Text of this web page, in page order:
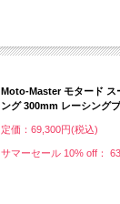
Moto-Master モタード ス
ング 300mm レーシング
定価：69,300円(税込)
サマーセール 10% off：